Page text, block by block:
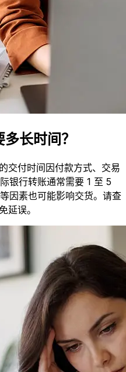
长时间？
交付时间因付款方式、交易
银行转账通常需要 1 至 5
因素也可能影响交货。请查
延误。